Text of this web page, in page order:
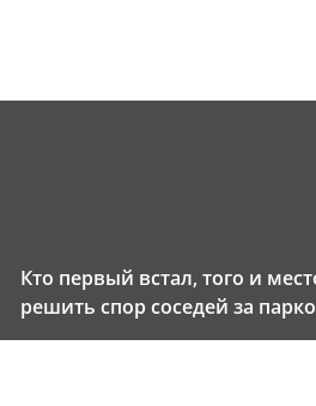
Кто первый встал, того и
решить спор соседей за